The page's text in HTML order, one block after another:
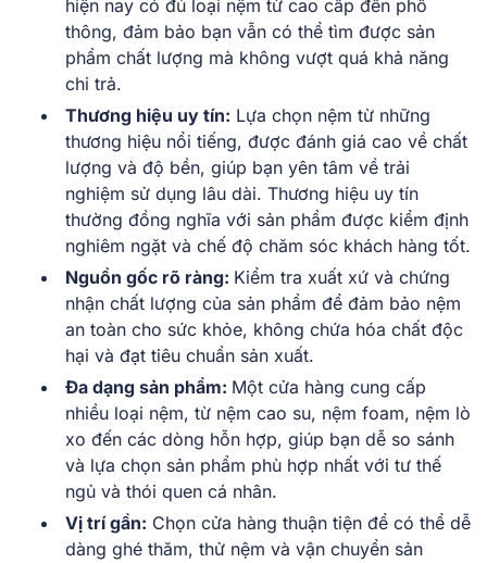
hiện nay có đủ loại nệm từ cao cấp đến phổ
thông, đảm bảo bạn vẫn có thể tìm được sản
phẩm chất lượng mà không vượt quá khả năng
chi trả.
Thương hiệu uy tín: Lựa chọn nệm từ những
thương hiệu nổi tiếng, được đánh giá cao về chất
lượng và độ bền, giúp bạn yên tâm về trải
nghiệm sử dụng lâu dài. Thương hiệu uy tín
thường đồng nghĩa với sản phẩm được kiểm định
nghiêm ngặt và chế độ chăm sóc khách hàng tốt.
Nguồn gốc rõ ràng: Kiểm tra xuất xứ và chứng
nhận chất lượng của sản phẩm để đảm bảo nệm
an toàn cho sức khỏe, không chứa hóa chất độc
hại và đạt tiêu chuẩn sản xuất.
Đa dạng sản phẩm: Một cửa hàng cung cấp
nhiều loại nệm, từ nệm cao su, nệm foam, nệm lò
xo đến các dòng hỗn hợp, giúp bạn dễ so sánh
và lựa chọn sản phẩm phù hợp nhất với tư thế
ngủ và thói quen cá nhân.
Vị trí gần: Chọn cửa hàng thuận tiện để có thể dễ
dàng ghé thăm, thử nệm và vận chuyển sản